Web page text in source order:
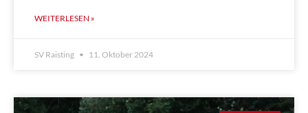
WEITERLESEN »
SV Raisting 11. Oktober 2024